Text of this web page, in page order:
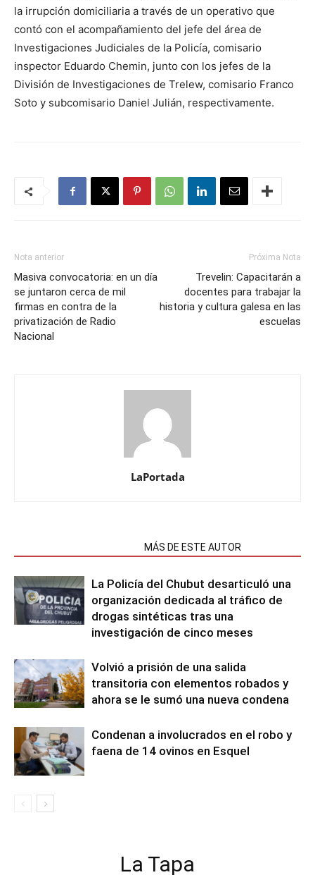
la irrupción domiciliaria a través de un operativo que
contó con el acompañamiento del jefe del área de
Investigaciones Judiciales de la Policía, comisario
inspector Eduardo Chemin, junto con los jefes de la
División de Investigaciones de Trelew, comisario Franco
Soto y subcomisario Daniel Julián, respectivamente.
Nota anterior
Masiva convocatoria: en un día
se juntaron cerca de mil
firmas en contra de la
privatización de Radio
Nacional
Próxima Nota
Trevelin: Capacitarán a
docentes para trabajar la
historia y cultura galesa en las
escuelas
LaPortada
MÁS DE ESTE AUTOR
La Policía del Chubut desarticuló una
organización dedicada al tráfico de
drogas sintéticas tras una
investigación de cinco meses
Volvió a prisión de una salida
transitoria con elementos robados y
ahora se le sumó una nueva condena
Condenan a involucrados en el robo y
faena de 14 ovinos en Esquel
La Tapa